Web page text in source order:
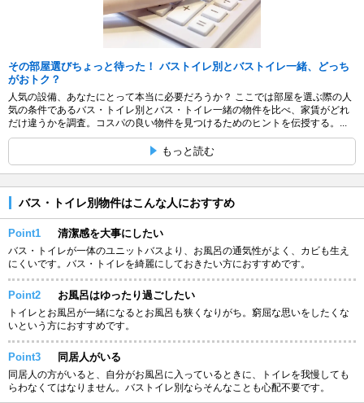
その部屋選びちょっと待った！ バストイレ別とバストイレ一緒、どっち
がおトク？
人気の設備、あなたにとって本当に必要だろうか？ ここでは部屋を選ぶ際の人
気の条件であるバス・トイレ別とバス・トイレ一緒の物件を比べ、家賃がどれ
だけ違うかを調査。コスパの良い物件を見つけるためのヒントを伝授する。...
もっと読む
バス・トイレ別物件はこんな人におすすめ
Point1 清潔感を大事にしたい
バス・トイレが一体のユニットバスより、お風呂の通気性がよく、カビも生え
にくいです。バス・トイレを綺麗にしておきたい方におすすめです。
Point2 お風呂はゆったり過ごしたい
トイレとお風呂が一緒になるとお風呂も狭くなりがち。窮屈な思いをしたくな
いという方におすすめです。
Point3 同居人がいる
同居人の方がいると、自分がお風呂に入っているときに、トイレを我慢しても
らわなくてはなりません。バストイレ別ならそんなことも心配不要です。